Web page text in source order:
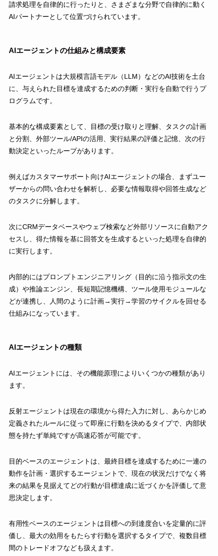
請求処理を自律的に行ったりと、さまざまな分野で自律的に動く
AIパートナーとして位置づけられています。
AIエージェントの仕組みと構成要素
AIエージェントは大規模言語モデル（LLM）などのAI技術を土台
に、与えられた目標を達成するための判断・実行を自動で行うプ
ログラムです。
基本的な構成要素として、目標の受け取りと理解、タスクの計画
と分割、外部ツール/APIの活用、実行結果の評価と記憶、次の行
動決定といったループがあります。
例えばカスタマーサポート向けAIエージェントの場合、まずユー
ザーからの問い合わせを解析し、必要な情報取得や回答生成など
のタスクに分解します。
次にCRMデータベースやウェブ検索など外部リソースに自動アク
セスし、得た情報を基に回答文を生成するといった処理を自律的
に実行します。
内部的にはプロンプトエンジニアリング（目的に沿う指示文の生
成）や推論エンジン、長短期記憶機構、ツール使用モジュールな
どが連携し、人間のように計画→実行→学習のサイクルを回せる
仕組みになっています。
AIエージェントの種類
AIエージェントには、その機能原理によりいくつかの種類があり
ます。
反射エージェントは現在の環境から得た入力に対し、あらかじめ
定義されたルールに従って即座に行動を決めるタイプで、内部状
態を持たず単純ですが高速応答が可能です。
目的ベースのエージェントは、最終目標を達成するために一連の
動作を計画・選択するエージェントで、現在の状況だけでなく将
来の結果を見据えてどの行動が目標達成に近づくかを評価して意
思決定します。
有用性ベースのエージェントは目標への到達度合いを定量的に評
価し、最大の効用をもたらす行動を選択するタイプで、複数目標
間のトレードオフなども扱えます。